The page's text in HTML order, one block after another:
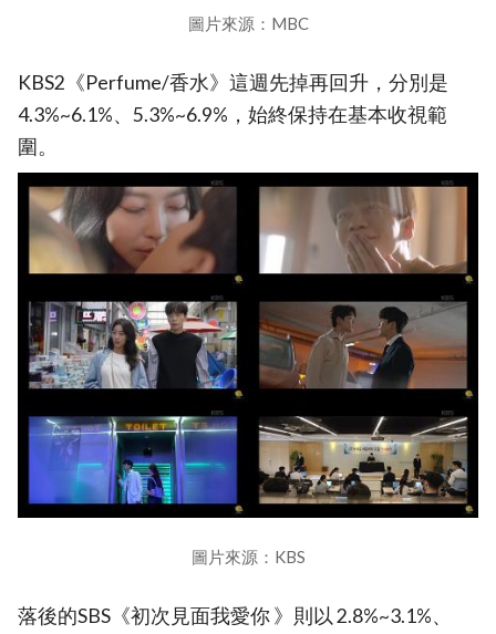
圖片來源：MBC
KBS2《Perfume/香水》這週先掉再回升，分別是
4.3%~6.1%、5.3%~6.9%，始終保持在基本收視範
圍。
圖片來源：KBS
落後的SBS《初次見面我愛你 》則以 2.8%~3.1%、